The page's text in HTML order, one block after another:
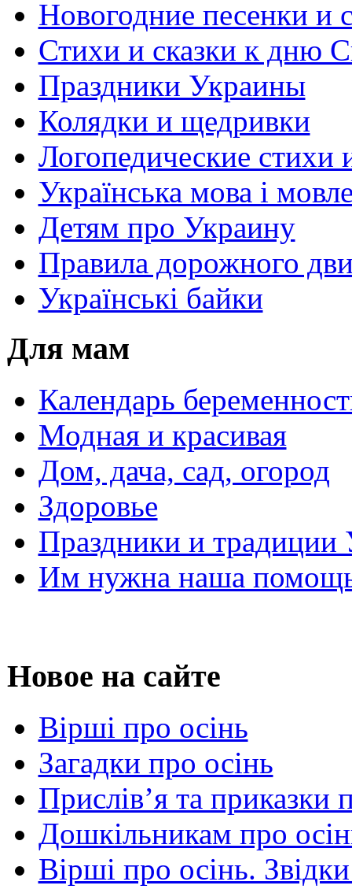
Новогодние песенки и
Стихи и сказки к дню
Праздники Украины
Колядки и щедривки
Логопедические стихи
Українська мова і
Детям про Украину
Правила дорожного
Українські байки
Для мам
Календарь
Модная и красивая
Дом, дача, сад, огород
Здоровье
Праздники и традиции
Им нужна наша
Новое на сайте
Вірші про осінь
Загадки про осінь
Прислів’я та приказки
Дошкільникам про
Вірші про осінь.